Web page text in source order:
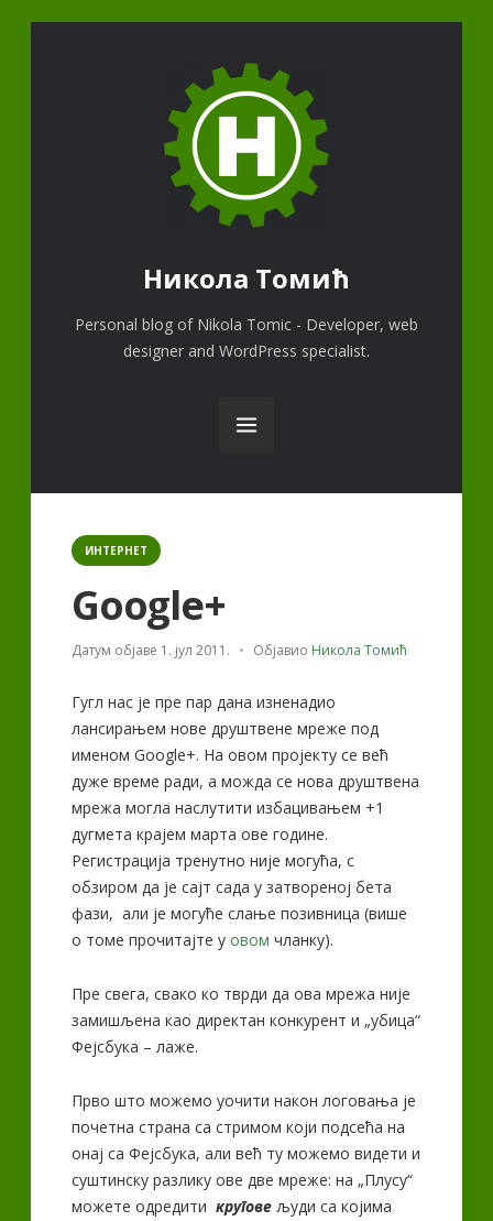
Никола Томић
Personal blog of Nikola Tomic - Developer, web
designer and WordPress specialist.
Categories
ИНТЕРНЕТ
Google+
Датум објаве 1. јул 2011. Објавио Никола Томић
Гугл нас је пре пар дана изненадио
лансирањем нове друштвене мреже под
именом Google+. На овом пројекту се већ
дуже време ради, а можда се нова друштвена
мрежа могла наслутити избацивањем +1
дугмета крајем марта ове године.
Регистрација тренутно није могућа, с
обзиром да је сајт сада у затвореној бета
фази, али је могуће слање позивница (више
о томе прочитајте уовом чланку).
Пре свега, свако ко тврди да ова мрежа није
замишљена као директан конкурент и „убица“
Фејсбука – лаже.
Прво што можемо уочити након логовања је
почетна страна са стримом који подсећа на
онај са Фејсбука, али већ ту можемо видети и
суштинску разлику ове две мреже: на „Плусу“
можете одредитикругове људи са којима